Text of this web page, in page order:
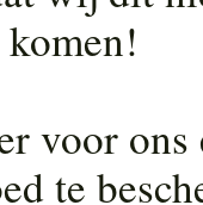
voor ons
te